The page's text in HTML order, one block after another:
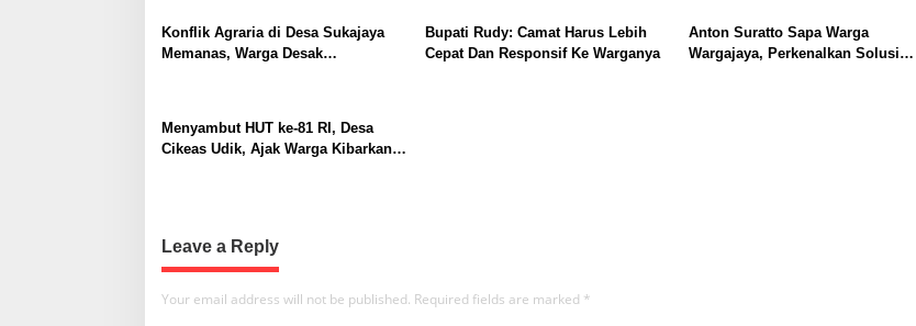
v
i
a
t
n
Konflik Agraria di Desa Sukajaya
Memanas, Warga Desak
Bupati Rudy: Camat Harus Lebih
Cepat Dan Responsif Ke Warganya
Anton Suratto Sapa Warga
Wargajaya, Perkenalkan Solusi
Menyambut HUT ke-81 RI, Desa
Cikeas Udik, Ajak Warga Kibarkan
Leave a Reply
Your email address will not be published. Required fields are marked *